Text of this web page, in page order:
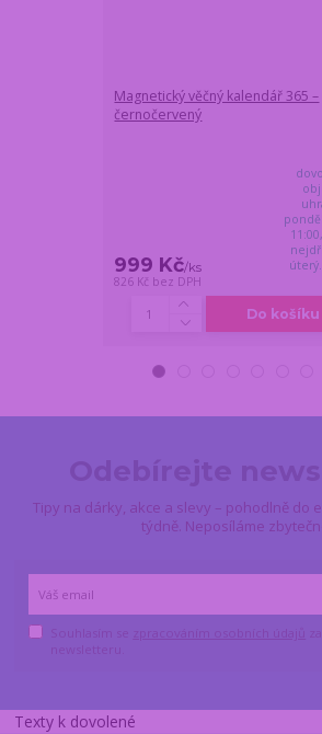
Magnetický věčný kalendář 365 –
černočervený
999 Kč/ks
826 Kč bez DPH
Do košíku
Tipy na dárky, akce a slevy – pohodlně do
týdně. Neposíláme
Texty k dovolené